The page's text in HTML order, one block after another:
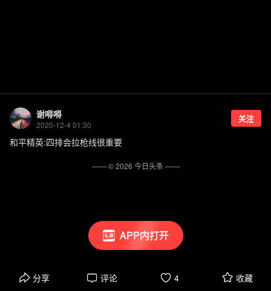
APP内打开
谢嘚嘚
2020-12-4 01:30
关注
和平精英:四排会拉枪线很重要
分享 评论 4 收藏
—— ©2026 今日头条——